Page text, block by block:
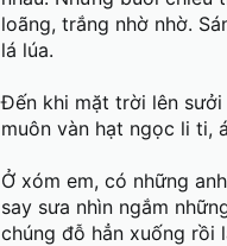
loãng, trắng nhờ nhờ.
lá lúa.
Đến khi mặt trời lên
muôn vàn hạt ngọc li ti,
Ở xóm em, có những
say sưa nhìn ngắm
chúng đỗ hẳn xuống rồi